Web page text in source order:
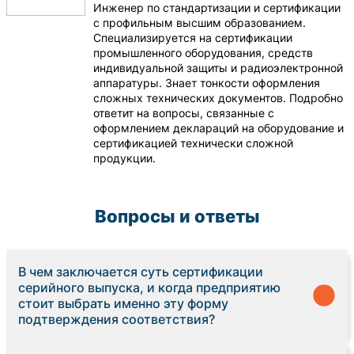
Инженер по стандартизации и сертификации
с профильным высшим образованием.
Специализируется на сертификации
промышленного оборудования, средств
индивидуальной защиты и радиоэлектронной
аппаратуры. Знает тонкости оформления
сложных технических документов. Подробно
ответит на вопросы, связанные с
оформлением деклараций на оборудование и
сертификацией технически сложной
продукции.
Вопросы и ответы
В чем заключается суть сертификации
серийного выпуска, и когда предприятию
стоит выбрать именно эту форму
подтверждения соответствия?